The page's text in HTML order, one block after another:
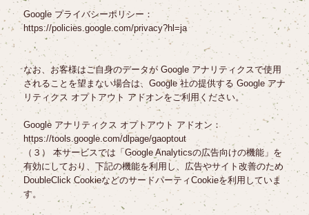
Google プライバシーポリシー：
https://policies.google.com/privacy?hl=ja
なお、お客様はご自身のデータが Google アナリティクスで使用
されることを望まない場合は、Google 社の提供する Google アナ
リティクス オプトアウト アドオンをご利用ください。
Google アナリティクス オプトアウト アドオン：
https://tools.google.com/dlpage/gaoptout
（３） 本サービスでは「Google Analyticsの広告向けの機能」を
有効にしており、下記の機能を利用し、広告やサイト改善のため
DoubleClick CookieなどのサードパーティCookieを利用していま
す。